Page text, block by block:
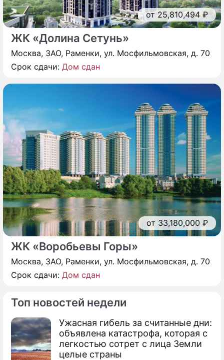
Топ новостей недели
Ужасная гибель за считанные дни:
объявлена катастрофа, которая с
легкостью сотрет с лица Земли
целые страны
от 25,810,494 ₽
ЖК «Долина Сетунь»
Москва, ЗАО, Раменки, ул. Мосфильмовская, д. 70
Срок сдачи: Дом сдан
от 33,180,000 ₽
ЖК «Воробьевы Горы»
Москва, ЗАО, Раменки, ул. Мосфильмовская, д. 70
Срок сдачи: Дом сдан